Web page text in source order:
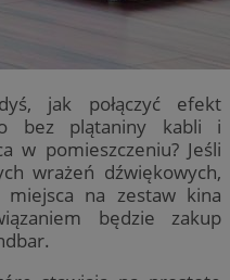
jak połączyć efekt
bez plątaniny kabli i
w pomieszczeniu? Jeśli
wrażeń dźwiękowych,
miejsca na zestaw kina
będzie zakup